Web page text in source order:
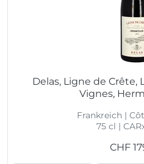
Delas, Ligne de Crête,
Vignes,
Frankreich |
75 cl |
CHF